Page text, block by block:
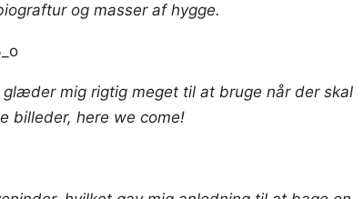
og masser af hygge.
mig rigtig meget til at bruge når der skal
billeder, here we come!